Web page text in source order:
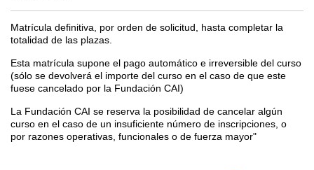
Matrícula definitiva, por orden de solicitud, hasta completar la
totalidad de las plazas.
Esta matrícula supone el pago automático e irreversible del curso
(sólo se devolverá el importe del curso en el caso de que este
fuese cancelado por la Fundación CAI)
La Fundación CAI se reserva la posibilidad de cancelar algún
curso en el caso de un insuficiente número de inscripciones, o
por razones operativas, funcionales o de fuerza mayor"